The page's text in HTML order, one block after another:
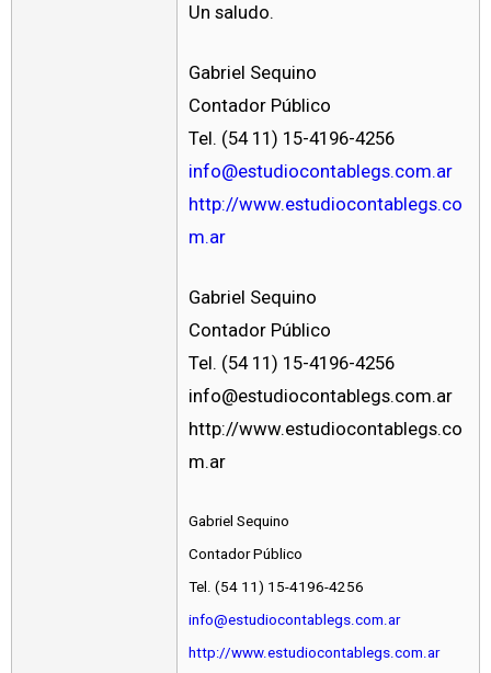
Un saludo.
Gabriel Sequino
Contador Público
Tel. (54 11) 15-4196-4256
info@estudiocontablegs.com.ar
http://www.estudiocontablegs.co
m.ar
Gabriel Sequino
Contador Público
Tel. (54 11) 15-4196-4256
info@estudiocontablegs.com.ar
http://www.estudiocontablegs.co
m.ar
Gabriel Sequino
Contador Público
Tel. (54 11) 15-4196-4256
info@estudiocontablegs.com.ar
http://www.estudiocontablegs.com.ar